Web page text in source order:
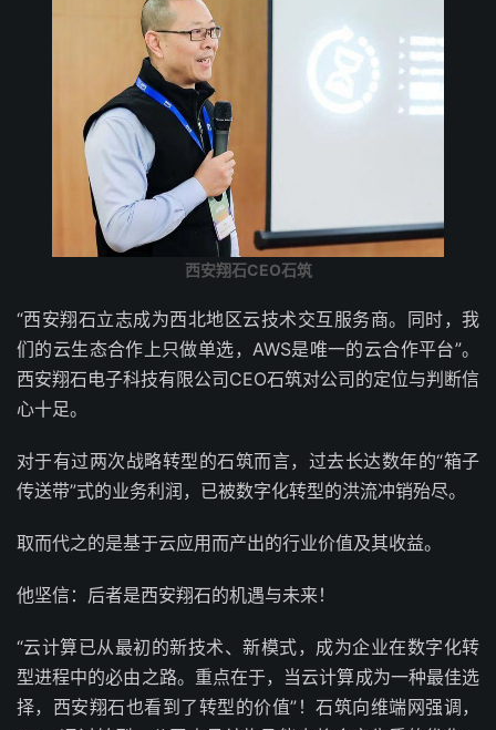
西安翔石CEO石筑
“西安翔石立志成为西北地区云技术交互服务商。同时，我
们的云生态合作上只做单选，AWS是唯一的云合作平台”。
西安翔石电子科技有限公司CEO石筑对公司的定位与判断信
心十足。
对于有过两次战略转型的石筑而言，过去长达数年的“箱子
传送带”式的业务利润，已被数字化转型的洪流冲销殆尽。
取而代之的是基于云应用而产出的行业价值及其收益。
他坚信：后者是西安翔石的机遇与未来！
“云计算已从最初的新技术、新模式，成为企业在数字化转
型进程中的必由之路。重点在于，当云计算成为一种最佳选
择，西安翔石也看到了转型的价值”！石筑向维端网强调，